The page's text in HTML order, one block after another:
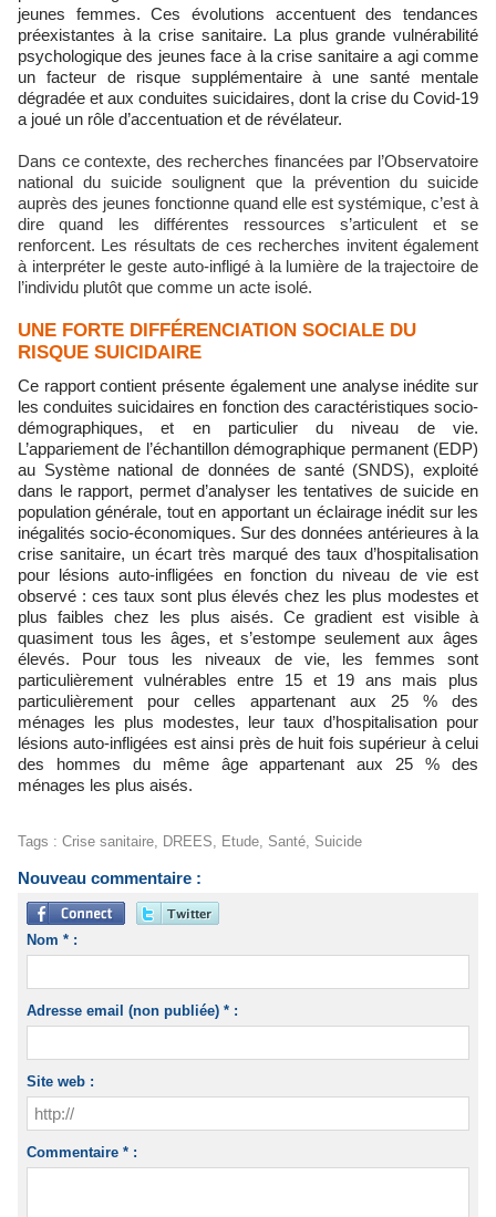
jeunes femmes. Ces évolutions accentuent des tendances
préexistantes à la crise sanitaire. La plus grande vulnérabilité
psychologique des jeunes face à la crise sanitaire a agi comme
un facteur de risque supplémentaire à une santé mentale
dégradée et aux conduites suicidaires, dont la crise du Covid-19
a joué un rôle d’accentuation et de révélateur.
Dans ce contexte, des recherches financées par l’Observatoire
national du suicide soulignent que la prévention du suicide
auprès des jeunes fonctionne quand elle est systémique, c’est à
dire quand les différentes ressources s’articulent et se
renforcent. Les résultats de ces recherches invitent également
à interpréter le geste auto-infligé à la lumière de la trajectoire de
l’individu plutôt que comme un acte isolé.
UNE FORTE DIFFÉRENCIATION SOCIALE DU
RISQUE SUICIDAIRE
Ce rapport contient présente également une analyse inédite sur
les conduites suicidaires en fonction des caractéristiques socio-
démographiques, et en particulier du niveau de vie.
L’appariement de l’échantillon démographique permanent (EDP)
au Système national de données de santé (SNDS), exploité
dans le rapport, permet d’analyser les tentatives de suicide en
population générale, tout en apportant un éclairage inédit sur les
inégalités socio-économiques. Sur des données antérieures à la
crise sanitaire, un écart très marqué des taux d’hospitalisation
pour lésions auto-infligées en fonction du niveau de vie est
observé : ces taux sont plus élevés chez les plus modestes et
plus faibles chez les plus aisés. Ce gradient est visible à
quasiment tous les âges, et s’estompe seulement aux âges
élevés. Pour tous les niveaux de vie, les femmes sont
particulièrement vulnérables entre 15 et 19 ans mais plus
particulièrement pour celles appartenant aux 25 % des
ménages les plus modestes, leur taux d’hospitalisation pour
lésions auto-infligées est ainsi près de huit fois supérieur à celui
des hommes du même âge appartenant aux 25 % des
ménages les plus aisés.
Tags : Crise sanitaire, DREES, Etude, Santé, Suicide
Nouveau commentaire :
Nom * :
Adresse email (non publiée) * :
Site web :
Commentaire * :